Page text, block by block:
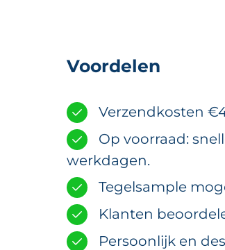
Voordelen
Verzendkosten
Op voorraad:
werkdagen.
Tegelsample
Klanten
Persoonlijk en